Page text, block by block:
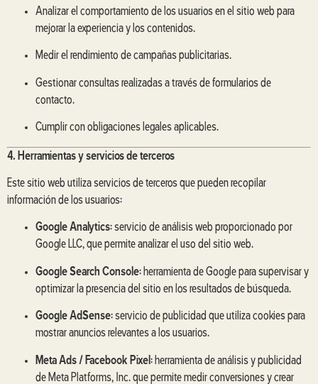
Analizar el comportamiento de los usuarios en el sitio web para
mejorar la experiencia y los contenidos.
Medir el rendimiento de campañas publicitarias.
Gestionar consultas realizadas a través de formularios de
contacto.
Cumplir con obligaciones legales aplicables.
4. Herramientas y servicios de terceros
Este sitio web utiliza servicios de terceros que pueden recopilar
información de los usuarios:
Google Analytics: servicio de análisis web proporcionado por
Google LLC, que permite analizar el uso del sitio web.
Google Search Console: herramienta de Google para supervisar y
optimizar la presencia del sitio en los resultados de búsqueda.
Google AdSense: servicio de publicidad que utiliza cookies para
mostrar anuncios relevantes a los usuarios.
Meta Ads / Facebook Pixel : herramienta de análisis y publicidad
de Meta Platforms, Inc. que permite medir conversiones y crear